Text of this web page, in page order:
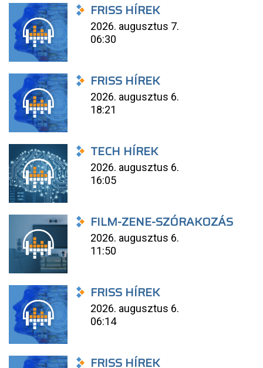
FRISS HÍREK
2026. augusztus 7.
06:30
FRISS HÍREK
2026. augusztus 6.
18:21
TECH HÍREK
2026. augusztus 6.
16:05
FILM-ZENE-SZÓRAKOZÁS
2026. augusztus 6.
11:50
FRISS HÍREK
2026. augusztus 6.
06:14
FRISS HÍREK